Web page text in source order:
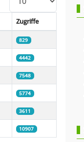
Zugriffe
829
4442
7548
5774
3611
10907